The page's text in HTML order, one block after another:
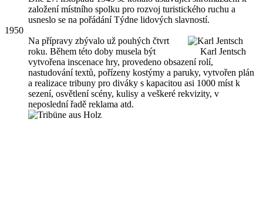
založení místního spolku pro rozvoj turistického ruchu a
usneslo se na pořádání Týdne lidových slavností.
1950
Karl Jentsch
Na přípravy zbývalo už pouhých čtvrt
roku. Během této doby musela být
vytvořena inscenace hry, provedeno obsazení rolí,
nastudování textů, pořízeny kostýmy a paruky, vytvořen plán
a realizace tribuny pro diváky s kapacitou asi 1000 míst k
sezení, osvětlení scény, kulisy a veškeré rekvizity, v
neposlední řadě reklama atd.